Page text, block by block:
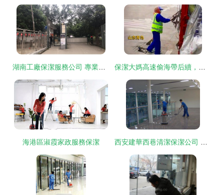
海港區淑霞家政服務保潔